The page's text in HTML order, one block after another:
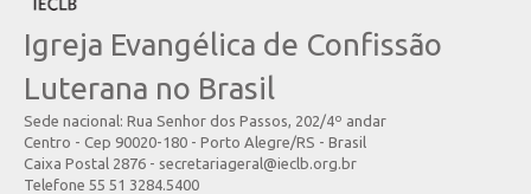
Igreja Evangélica de Confissão
Luterana no Brasil
Sede nacional: Rua Senhor dos Passos, 202/4º andar
Centro - Cep 90020-180 - Porto Alegre/RS - Brasil
Caixa Postal 2876 - secretariageral@ieclb.org.br
Telefone 55 51 3284.5400